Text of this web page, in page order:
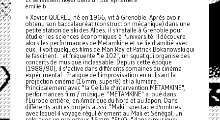
émilie b
« Xavier QUÉREL, né en 1966, vit à Grenoble. Après avoir
obtenu son baccalauréat (construction mécanique) dans une
petite station de ski des Alpes, il s'installe à Grenoble pour
étudier les sciences économiques à l'université. Il découvre
alors les performances de Metamkine et se lie d'amitié avec
eux. Il voit quelques films de Man Ray et Patrick Bokanowski qui
le fascinent... et fréquente "le 102", un squat qui organise des
concerts de musique inclassable. Depuis cette époque
(1988/90), il s'active dans différents domaines du cinéma
expérimental : Pratique de l'improvisation en utilisant la
projection cinéma (16mm, super8) et la lumière.
Principalement avec "la Cellule d'intervention METAMKINE",
performances film / musique. "METAMKINE" a joué dans
l'Europe entière, en Amérique du Nord et au Japon. Dans
différents autres projets aussi: "Maki" spectacle d'ombres
avec lequel il voyage régulièrement au Mali et Sénégal, un